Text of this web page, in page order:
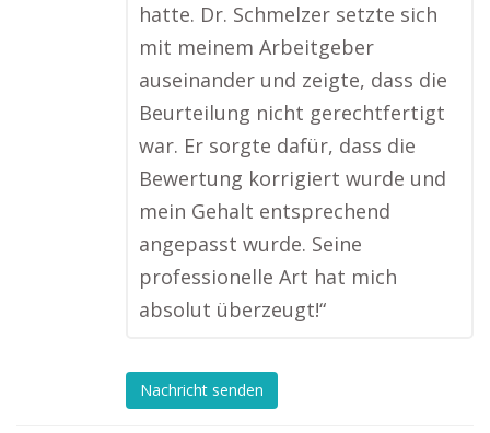
hatte. Dr. Schmelzer setzte sich
mit meinem Arbeitgeber
auseinander und zeigte, dass die
Beurteilung nicht gerechtfertigt
war. Er sorgte dafür, dass die
Bewertung korrigiert wurde und
mein Gehalt entsprechend
angepasst wurde. Seine
professionelle Art hat mich
absolut überzeugt!“
Nachricht senden